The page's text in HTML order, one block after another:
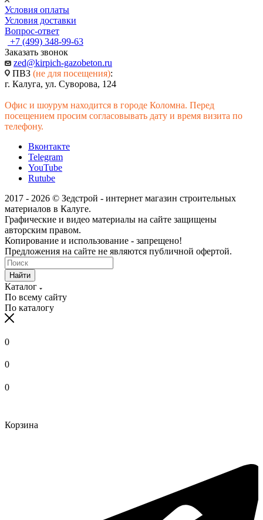
Условия оплаты
Условия доставки
Вопрос-ответ
+7 (499) 348-99-63
Заказать звонок
zed@kirpich-gazobeton.ru
ПВЗ (не для посещения):
г. Калуга, ул. Суворова, 124
Офис и шоурум находится в городе Коломна. Перед
посещением просим согласовывать дату и время визита по
телефону.
Вконтакте
Telegram
YouTube
Rutube
2017 - 2026 © Зедстрой - интернет магазин строительных
материалов в Калуге.
Графические и видео материалы на сайте защищены
авторским правом.
Копирование и использование - запрещено!
Предложения на сайте не являются публичной офертой.
Найти
Каталог
По всему сайту
По каталогу
0
0
0
Корзина